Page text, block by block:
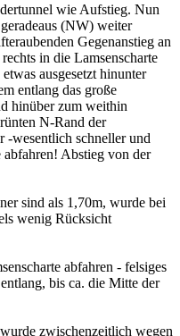
wie Aufstieg. Nun
(NW) weiter
Gegenanstieg an
in die Lamsenscharte
ausgesetzt hinunter
entlang das große
hinüber zum weithin
N-Rand der
-wesentlich schneller und
Abstieg von der
sind als 1,70m, wurde bei
wenig Rücksicht
abfahren - felsiges
bis ca. die Mitte der
zwischenzeitlich wegen